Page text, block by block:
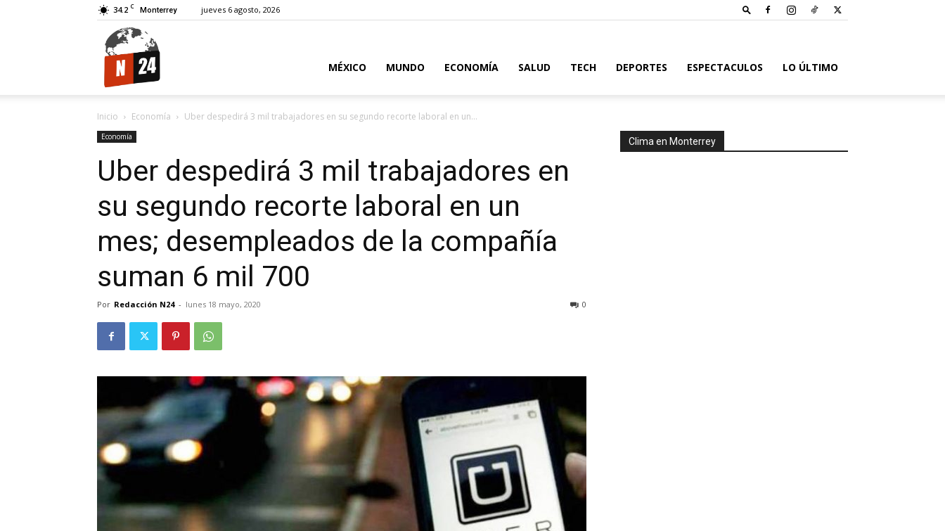
34.2 C Monterrey jueves 6 agosto, 2026
MÉXICO MUNDO ECONOMÍA SALUD TECH DEPORTES ESPECTACULOS LO ÚLTIMO
Inicio Economía Uber despedirá 3 mil trabajadores en su segundo recorte laboral en un...
Economía
Uber despedirá 3 mil trabajadores en
su segundo recorte laboral en un
mes; desempleados de la compañía
suman 6 mil 700
Por Redacción N24 - lunes 18 mayo, 2020 0
Clima en Monterrey